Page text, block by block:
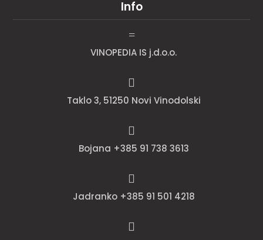
Info
=
VINOPEDIA IS j.d.o.o.

Taklo 3, 51250 Novi Vinodolski

Bojana +385 91 738 3613

Jadranko +385 91 501 4218
